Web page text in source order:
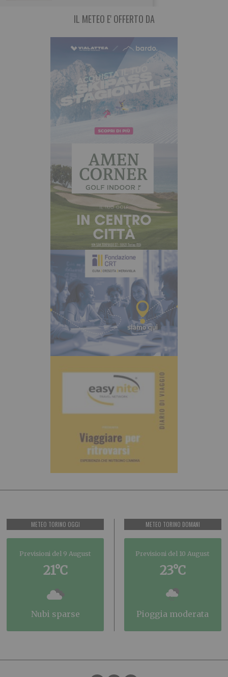
IL METEO E' OFFERTO DA
METEO TORINO OGGI
Previsioni del 9 August
21°C
nubi sparse
METEO TORINO DOMANI
Previsioni del 10 August
23°C
pioggia moderata